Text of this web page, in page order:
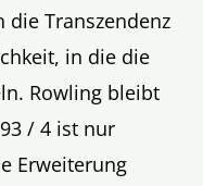
die Transzendenz
in die die
Rowling bleibt
/ 4 ist nur
Erweiterung